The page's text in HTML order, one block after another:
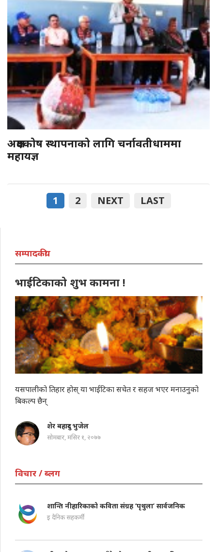
अक्षयकोष स्थापनाको लागि चर्नावतीधाममा
महायज्ञ
1 2 NEXT LAST
सम्पादकीय
भाईटिकाको शुभ कामना !
यसपालीको तिहार होस् या भाईटिका सचेत र सहज भएर मनाउनुको
बिकल्प छैन्
शेर बहादुर भुजेल
सोमबार, मंसिर १, २०७७
विचार / ब्लग
शान्ति नीहारिकाको कविता संग्रह ‘पृथुला’ सार्वजनिक
इ दैनिक सहकर्मी